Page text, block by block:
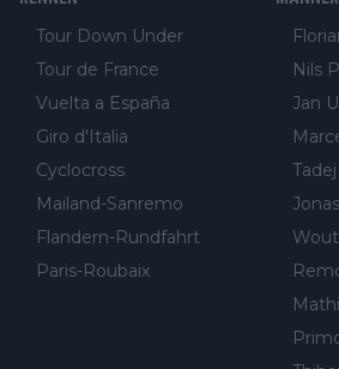
Tour Down Under
Tour de France
Vuelta a España
Giro d'Italia
Cyclocross
Mailand-Sanremo
Flandern-Rundfahrt
Paris-Roubaix
Nils
Jan